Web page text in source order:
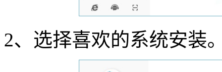
2、选择喜欢的系统安装